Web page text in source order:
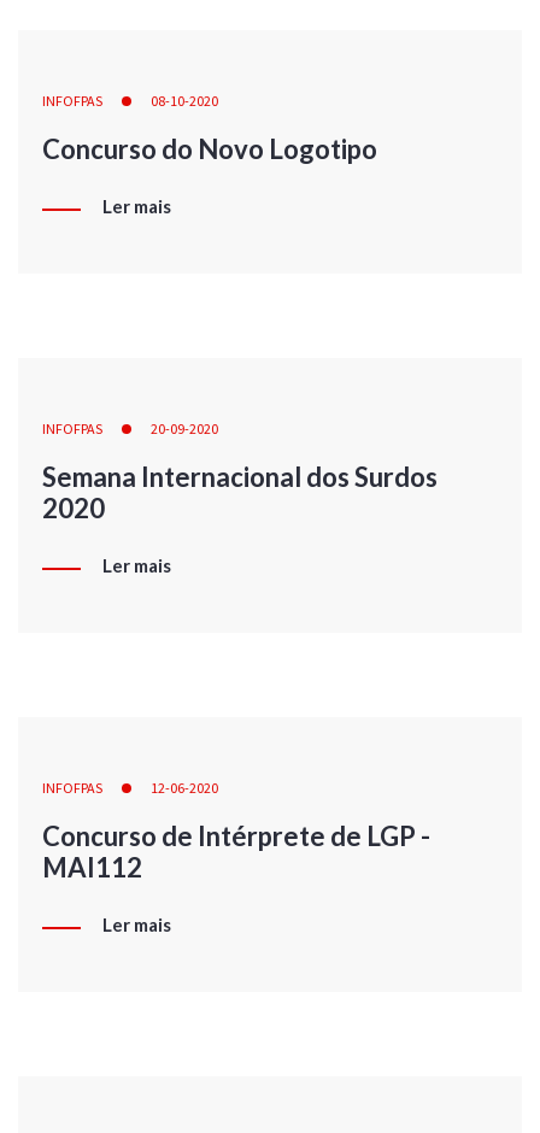
INFOFPAS 08-10-2020
Concurso do Novo Logotipo
Ler mais
INFOFPAS 20-09-2020
Semana Internacional dos Surdos
2020
Ler mais
INFOFPAS 12-06-2020
Concurso de Intérprete de LGP -
MAI112
Ler mais